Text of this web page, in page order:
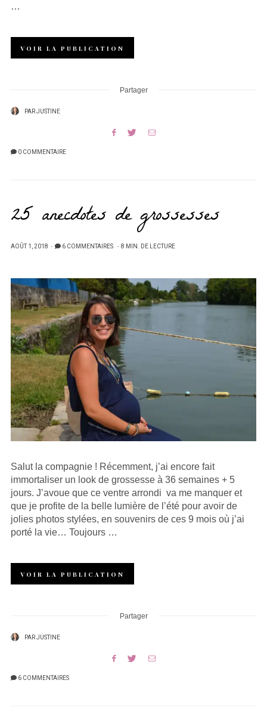
…
VOIR LA PUBLICATION
Partager
PARJUSTINE
0 COMMENTAIRE
25 anecdotes de grossesses
PUBLIÉ
AOÛT 1, 2018 6 COMMENTAIRES 8 MIN. DE LECTURE
Salut la compagnie ! Récemment, j’ai encore fait
immortaliser un look de grossesse à 36 semaines + 5
jours. J’avoue que ce ventre arrondi va me manquer et
que je profite de la belle lumière de l’été pour avoir de
jolies photos stylées, en souvenirs de ces 9 mois où j’ai
porté la vie… Toujours …
VOIR LA PUBLICATION
Partager
PARJUSTINE
6 COMMENTAIRES